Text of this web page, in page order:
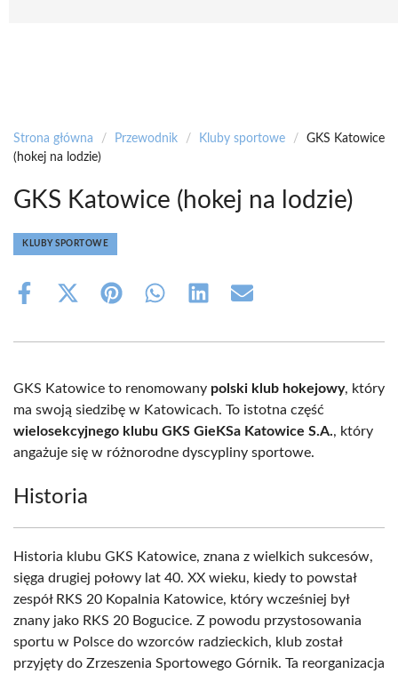
Strona główna / Przewodnik / Kluby sportowe /
GKS Katowice
(hokej na lodzie)
GKS Katowice (hokej na lodzie)
KLUBY SPORTOWE
Share
Share
(Twitter)
Share Share Share Share
GKS Katowice to renomowany polski klub hokejowy, który
ma swoją siedzibę w Katowicach. To istotna część
wielosekcyjnego klubu GKS GieKSa Katowice S.A., który
angażuje się w różnorodne dyscypliny sportowe.
Historia
Historia klubu GKS Katowice, znana z wielkich sukcesów,
sięga drugiej połowy lat 40. XX wieku, kiedy to powstał
zespół RKS 20 Kopalnia Katowice, który wcześniej był
znany jako RKS 20 Bogucice. Z powodu przystosowania
sportu w Polsce do wzorców radzieckich, klub został
przyjęty do Zrzeszenia Sportowego Górnik. Ta reorganizacja